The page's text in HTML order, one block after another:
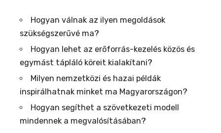
Hogyan válnak az ilyen megoldások
szükségszerűvé ma?
Hogyan lehet az erőforrás-kezelés közös és
egymást tápláló köreit kialakítani?
Milyen nemzetközi és hazai példák
inspirálhatnak minket ma Magyarországon?
Hogyan segíthet a szövetkezeti modell
mindennek a megvalósításában?